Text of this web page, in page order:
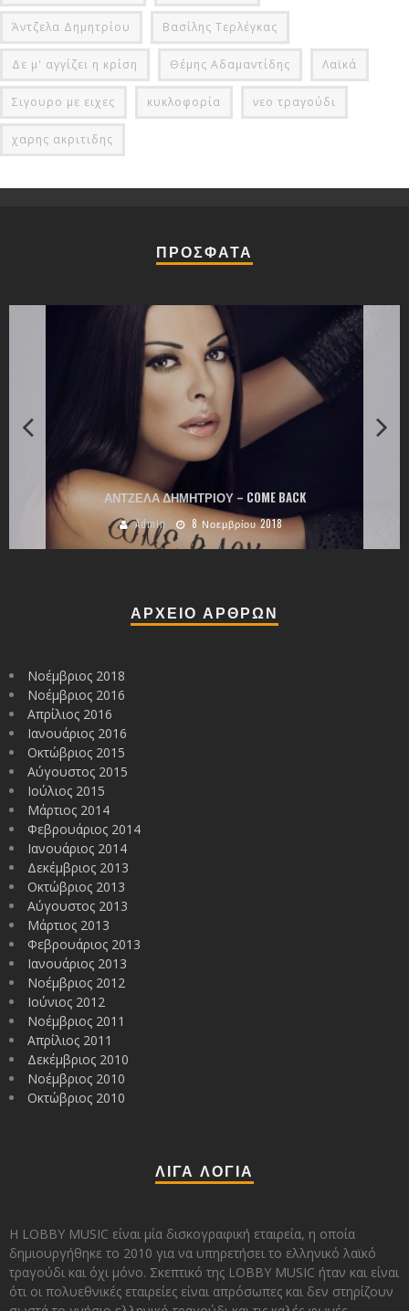
Άντζελα Δημητρίου Βασίλης Τερλέγκας
Δε μ' αγγίζει η κρίση Θέμης Αδαμαντίδης Λαϊκά
Σιγουρο με ειχες κυκλοφορία νεο τραγούδι
χαρης ακριτιδης
ΠΡΟΣΦΑΤΑ
ΑΝΤΖΕΛΑ ΔΗΜΗΤΡΙΟΥ – COME BACK
Admin 8 Νοεμβρίου 2018
ΑΡΧΕΙΟ ΑΡΘΡΩΝ
Νοέμβριος 2018
Νοέμβριος 2016
Απρίλιος 2016
Ιανουάριος 2016
Οκτώβριος 2015
Αύγουστος 2015
Ιούλιος 2015
Μάρτιος 2014
Φεβρουάριος 2014
Ιανουάριος 2014
Δεκέμβριος 2013
Οκτώβριος 2013
Αύγουστος 2013
Μάρτιος 2013
Φεβρουάριος 2013
Ιανουάριος 2013
Νοέμβριος 2012
Ιούνιος 2012
Νοέμβριος 2011
Απρίλιος 2011
Δεκέμβριος 2010
Νοέμβριος 2010
Οκτώβριος 2010
ΛΙΓΑ ΛΟΓΙΑ
Η LOBBY MUSIC είναι μία δισκογραφική εταιρεία, η οποία
δημιουργήθηκε το 2010 για να υπηρετήσει το ελληνικό λαϊκό
τραγούδι και όχι μόνο. Σκεπτικό της LOBBY MUSIC ήταν και είναι
ότι οι πολυεθνικές εταιρείες είναι απρόσωπες και δεν στηρίζουν